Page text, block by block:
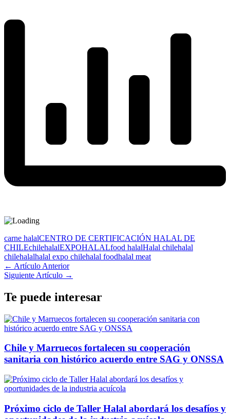
carne halalCENTRO DE CERTIFICACIÓN HALAL DE
CHILEchilehalalEXPOHALALfood halalHalal chilehalal
chilehalalhalal expo chilehalal foodhalal meat
← Artículo Anterior
Siguiente Artículo →
Te puede interesar
Chile y Marruecos fortalecen su cooperación
sanitaria con histórico acuerdo entre SAG y ONSSA
Próximo ciclo de Taller Halal abordará los desafíos y